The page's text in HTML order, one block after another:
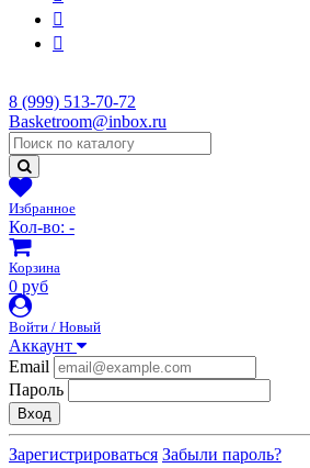
8 (999) 513-70-72
Basketroom@inbox.ru
Избранное
Кол-во: -
Корзина
0 руб
Войти / Новый
Аккаунт
Email
Пароль
Вход
Зарегистрироваться Забыли пароль?